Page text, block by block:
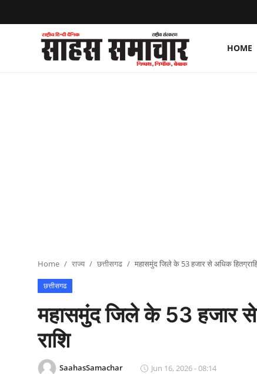
HOME
Register
Home राज्य छत्तीसगढ महासमुंद जिले के 53 हजार से अधिक
छत्तीसगढ
महासमुंद जिले के 53 हजार से
राशि
SaahasSamachar Jun 16, 2026 - 08:14